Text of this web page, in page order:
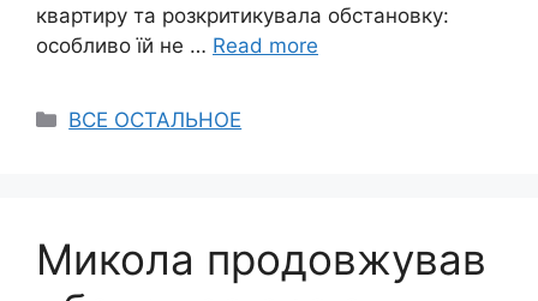
квартиру та розкритикувала обстановку:
особливо їй не … Read more
Categories
ВСЕ ОСТАЛЬНОЕ
Микола продовжував